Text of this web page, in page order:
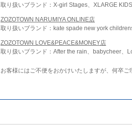
取り扱いブランド：X-girl Stages、XLARGE KIDS
ZOZOTOWN NARUMIYA ONLINE店
取り扱いブランド：kate spade new york
ZOZOTOWN LOVE&PEACE&MONEY店
取り扱いブランド：After the rain、babycheer、
お客様にはご不便をおかけいたしますが、何卒ご